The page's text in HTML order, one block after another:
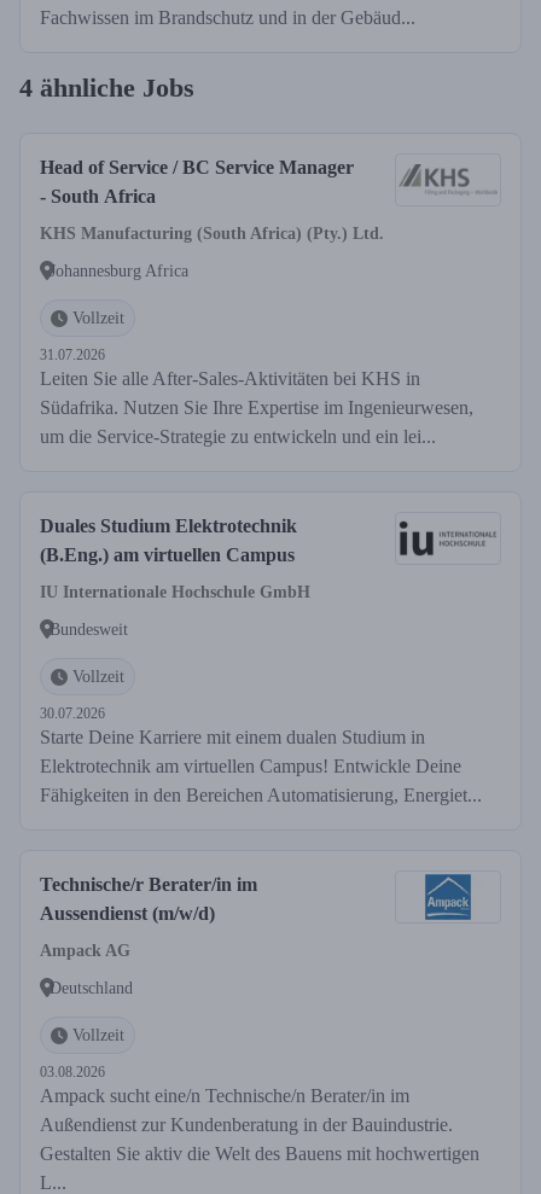
Fachwissen im Brandschutz und in der Gebäud...
4 ähnliche Jobs
Head of Service / BC Service Manager
- South Africa
KHS Manufacturing (South Africa) (Pty.) Ltd.
Johannesburg Africa
Vollzeit
31.07.2026
Leiten Sie alle After-Sales-Aktivitäten bei KHS in
Südafrika. Nutzen Sie Ihre Expertise im Ingenieurwesen,
um die Service-Strategie zu entwickeln und ein lei...
Duales Studium Elektrotechnik
(B.Eng.) am virtuellen Campus
IU Internationale Hochschule GmbH
Bundesweit
Vollzeit
30.07.2026
Starte Deine Karriere mit einem dualen Studium in
Elektrotechnik am virtuellen Campus! Entwickle Deine
Fähigkeiten in den Bereichen Automatisierung, Energiet...
Technische/r Berater/in im
Aussendienst (m/w/d)
Ampack AG
Deutschland
Vollzeit
03.08.2026
Ampack sucht eine/n Technische/n Berater/in im
Außendienst zur Kundenberatung in der Bauindustrie.
Gestalten Sie aktiv die Welt des Bauens mit hochwertigen
L...